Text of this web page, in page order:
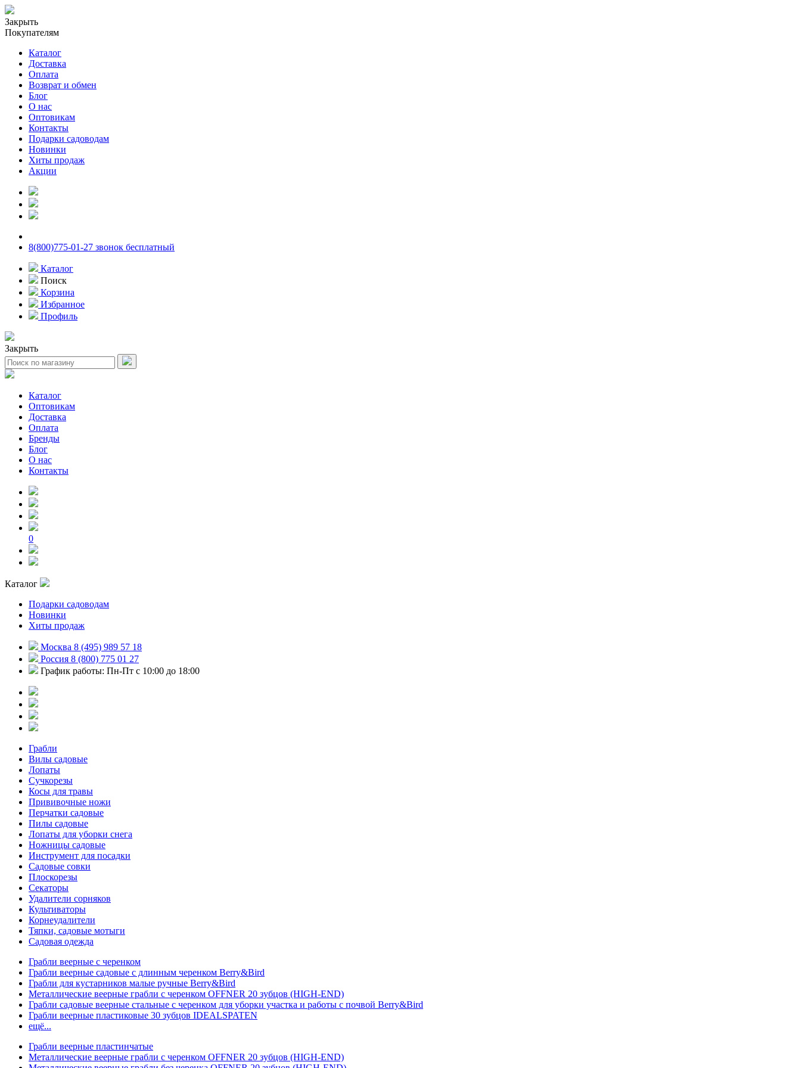
Закрыть
Покупателям
Каталог
Доставка
Оплата
Возврат и обмен
Блог
О нас
Оптовикам
Контакты
Подарки садоводам
Новинки
Хиты продаж
Акции
8(800)775-01-27 звонок бесплатный
Каталог
Поиск
Корзина
Избранное
Профиль
Закрыть
Каталог
Оптовикам
Доставка
Оплата
Бренды
Блог
О нас
Контакты
0
Каталог
Подарки садоводам
Новинки
Хиты продаж
Москва 8 (495) 989 57 18
Россия 8 (800) 775 01 27
График работы: Пн-Пт с 10:00 до 18:00
Грабли
Вилы садовые
Лопаты
Сучкорезы
Косы для травы
Прививочные ножи
Перчатки садовые
Пилы садовые
Лопаты для уборки снега
Ножницы садовые
Инструмент для посадки
Садовые совки
Плоскорезы
Секаторы
Удалители сорняков
Культиваторы
Корнеудалители
Тяпки, садовые мотыги
Садовая одежда
Грабли веерные с черенком
Грабли веерные садовые с длинным черенком Berry&Bird
Грабли для кустарников малые ручные Berry&Bird
Металлические веерные грабли с черенком OFFNER 20 зубцов (HIGH-END)
Грабли садовые веерные стальные с черенком для уборки участка и работы с почвой Berry&Bird
Грабли веерные пластиковые 30 зубцов IDEALSPATEN
ещё...
Грабли веерные пластинчатые
Металлические веерные грабли с черенком OFFNER 20 зубцов (HIGH-END)